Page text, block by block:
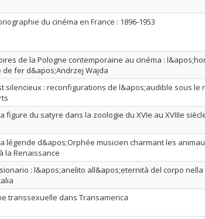
du cinéma en France : 1896-1953
de la Pologne contemporaine au cinéma :
de fer d&apos;Andrzej Wajda
silencieux : reconfigurations de l&apos;audible sous le
figure du satyre dans la zoologie du XVIe au XVIIIe
légende d&apos;Orphée musicien charmant les
la Renaissance
: l&apos;anelito all&apos;eternità del corpo
transsexuelle dans Transamerica